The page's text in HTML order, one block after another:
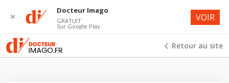
Retour au site
✕
Docteur Imago
GRATUIT
Sur Google Play
VOIR